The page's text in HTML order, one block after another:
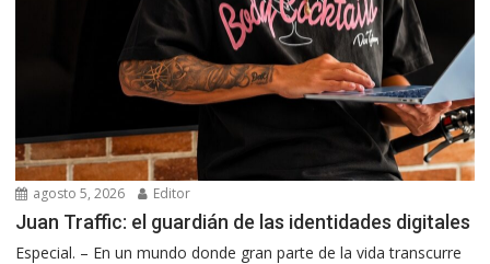
agosto 5, 2026 Editor
Juan Traffic: el guardián de las identidades digitales
Especial. – En un mundo donde gran parte de la vida transcurre